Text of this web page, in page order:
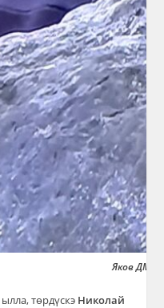
Яков
ылла, төрдүскэ Николай